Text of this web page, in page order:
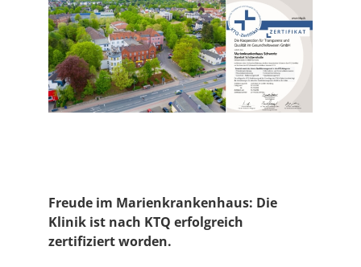
Freude im Marienkrankenhaus: Die
Klinik ist nach KTQ erfolgreich
zertifiziert worden.